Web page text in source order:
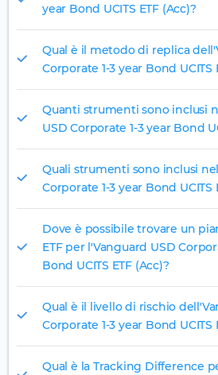
year Bond UCITS ETF (Acc)?
Qual è il metodo di replica
Corporate 1-3 year Bond UCITS
Quanti strumenti sono inclusi
USD Corporate 1-3 year Bond
Quali strumenti sono inclusi
Corporate 1-3 year Bond UCITS
Dove è possibile trovare un
ETF per l'Vanguard USD
Bond UCITS ETF (Acc)?
Qual è il livello di rischio
Corporate 1-3 year Bond UCITS
Qual è la Tracking Difference